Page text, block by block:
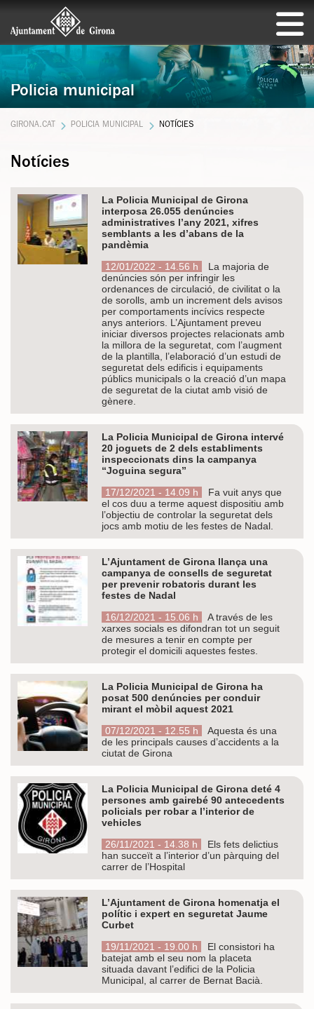
Policia municipal
GIRONA.CAT POLICIA MUNICIPAL NOTÍCIES
Notícies
La Policia Municipal de Girona
interposa 26.055 denúncies
administratives l’any 2021, xifres
semblants a les d’abans de la
pandèmia
12/01/2022 - 14.56 h
La majoria de
denúncies són per infringir les
ordenances de circulació, de civilitat o la
de sorolls, amb un increment dels avisos
per comportaments incívics respecte
anys anteriors. L’Ajuntament preveu
iniciar diversos projectes relacionats amb
la millora de la seguretat, com l’augment
de la plantilla, l’elaboració d’un estudi de
seguretat dels edificis i equipaments
públics municipals o la creació d’un mapa
de seguretat de la ciutat amb visió de
gènere.
La Policia Municipal de Girona intervé
20 joguets de 2 dels establiments
inspeccionats dins la campanya
“Joguina segura”
17/12/2021 - 14.09 h
Fa vuit anys que
el cos duu a terme aquest dispositiu amb
l’objectiu de controlar la seguretat dels
jocs amb motiu de les festes de Nadal.
L’Ajuntament de Girona llança una
campanya de consells de seguretat
per prevenir robatoris durant les
festes de Nadal
16/12/2021 - 15.06 h
A través de les
xarxes socials es difondran tot un seguit
de mesures a tenir en compte per
protegir el domicili aquestes festes.
La Policia Municipal de Girona ha
posat 500 denúncies per conduir
mirant el mòbil aquest 2021
07/12/2021 - 12.55 h
Aquesta és una
de les principals causes d’accidents a la
ciutat de Girona
La Policia Municipal de Girona deté 4
persones amb gairebé 90 antecedents
policials per robar a l’interior de
vehicles
26/11/2021 - 14.38 h
Els fets delictius
han succeït a l’interior d’un pàrquing del
carrer de l’Hospital
L’Ajuntament de Girona homenatja el
polític i expert en seguretat Jaume
Curbet
19/11/2021 - 19.00 h
El consistori ha
batejat amb el seu nom la placeta
situada davant l’edifici de la Policia
Municipal, al carrer de Bernat Bacià.